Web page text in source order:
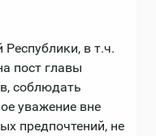
в т.ч.
пост главы
соблюдать
уважение вне
предпочтений, не